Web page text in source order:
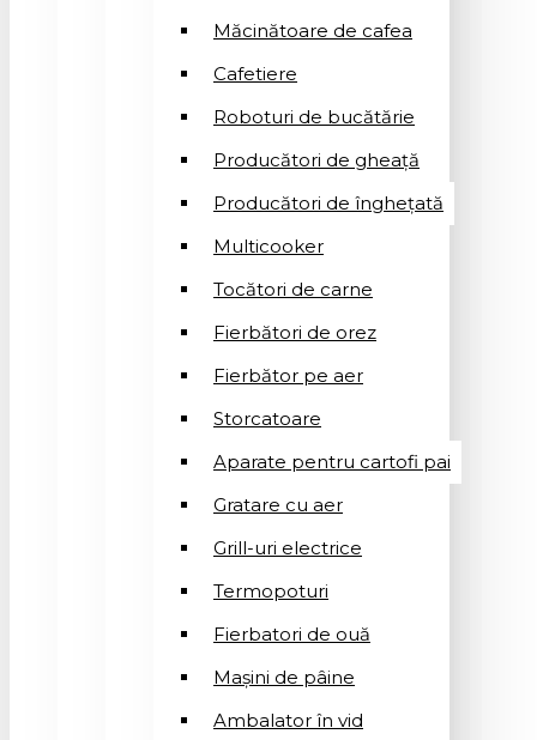
Măcinătoare de cafea
Cafetiere
Roboturi de bucătărie
Producători de gheață
Producători de înghețată
Multicooker
Tocători de carne
Fierbători de orez
Fierbător pe aer
Storcatoare
Aparate pentru cartofi pai
Gratare cu aer
Grill-uri electrice
Termopoturi
Fierbatori de ouă
Mașini de pâine
Ambalator în vid